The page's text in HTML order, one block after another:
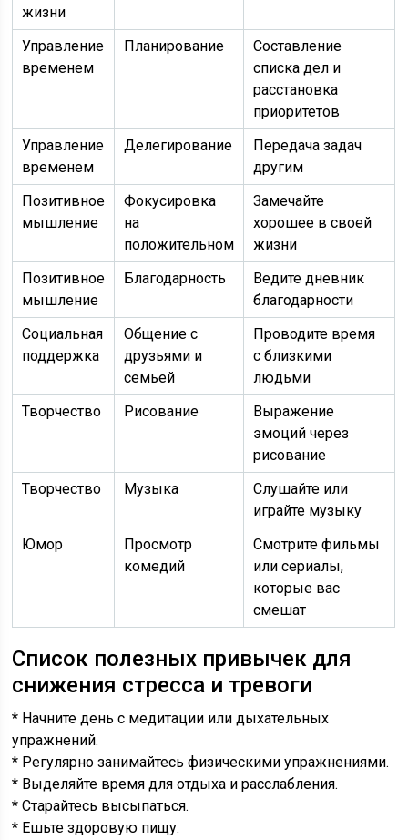
жизни
Управление
временем
Планирование
Составление
списка дел и
расстановка
приоритетов
Управление
временем
Делегирование
Передача задач
другим
Позитивное
мышление
Фокусировка
на
положительном
Замечайте
хорошее в своей
жизни
Позитивное
мышление
Благодарность
Ведите дневник
благодарности
Социальная
поддержка
Общение с
друзьями и
семьей
Проводите время
с близкими
людьми
Творчество
Рисование
Выражение
эмоций через
рисование
Творчество
Музыка
Слушайте или
играйте музыку
Юмор
Просмотр
комедий
Смотрите фильмы
или сериалы,
которые вас
смешат
Список полезных привычек для
снижения стресса и тревоги
* Начните день с медитации или дыхательных
упражнений.
* Регулярно занимайтесь физическими упражнениями.
* Выделяйте время для отдыха и расслабления.
* Старайтесь высыпаться.
* Ешьте здоровую пищу.